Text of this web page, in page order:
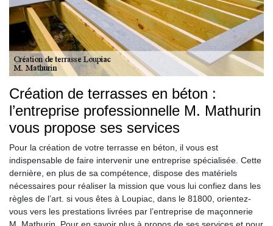
Création de terrasses en béton :
l’entreprise professionnelle M. Mathurin
vous propose ses services
Pour la création de votre terrasse en béton, il vous est
indispensable de faire intervenir une entreprise spécialisée. Cette
dernière, en plus de sa compétence, dispose des matériels
nécessaires pour réaliser la mission que vous lui confiez dans les
règles de l’art. si vous êtes à Loupiac, dans le 81800, orientez-
vous vers les prestations livrées par l’entreprise de maçonnerie